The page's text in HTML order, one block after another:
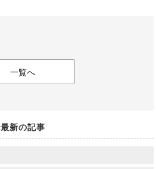
一覧へ
最新の記事